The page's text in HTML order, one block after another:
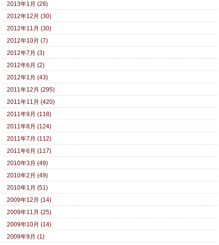
2013年1月 (28)
2012年12月 (30)
2012年11月 (30)
2012年10月 (7)
2012年7月 (3)
2012年6月 (2)
2012年1月 (43)
2011年12月 (295)
2011年11月 (420)
2011年9月 (118)
2011年8月 (124)
2011年7月 (112)
2011年6月 (117)
2010年3月 (49)
2010年2月 (49)
2010年1月 (51)
2009年12月 (14)
2009年11月 (25)
2009年10月 (14)
2009年9月 (1)